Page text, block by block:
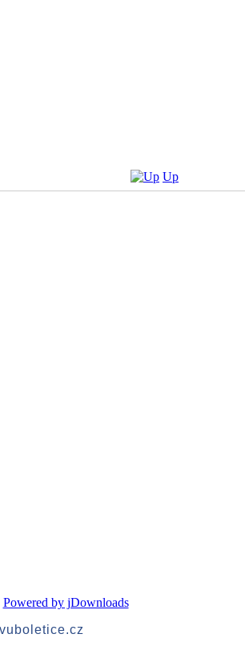
Up
Powered by jDownloads